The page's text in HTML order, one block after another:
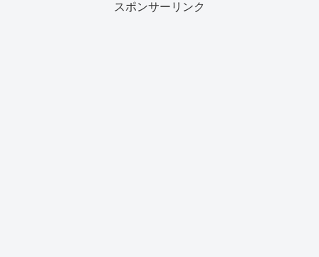
スポンサーリンク